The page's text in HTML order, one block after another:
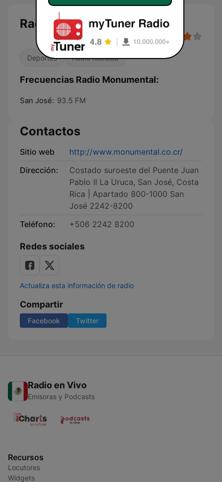
Radio Monumental
Deportes Radio hablada
Frecuencias Radio Monumental:
San José: 93.5 FM
Contactos
Sitio web
http://www.monumental.co.cr/
Dirección:
Costado suroeste del Puente Juan
Pablo II La Uruca, San José, Costa
Rica | Apartado 800-1000 San
José 2242-8200
Teléfono:
+506 2242 8200
Redes sociales
Actualiza esta información de radio
Compartir
Facebook Twitter
Radio en Vivo
Emisoras y Podcasts
Recursos
Locutores
Widgets